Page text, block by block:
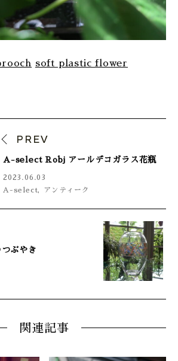
soft plastic flower
PREV
A-select Robj アールデコガラス花瓶
2023.06.03
A-select, アンティーク
ぶやき
関連記事